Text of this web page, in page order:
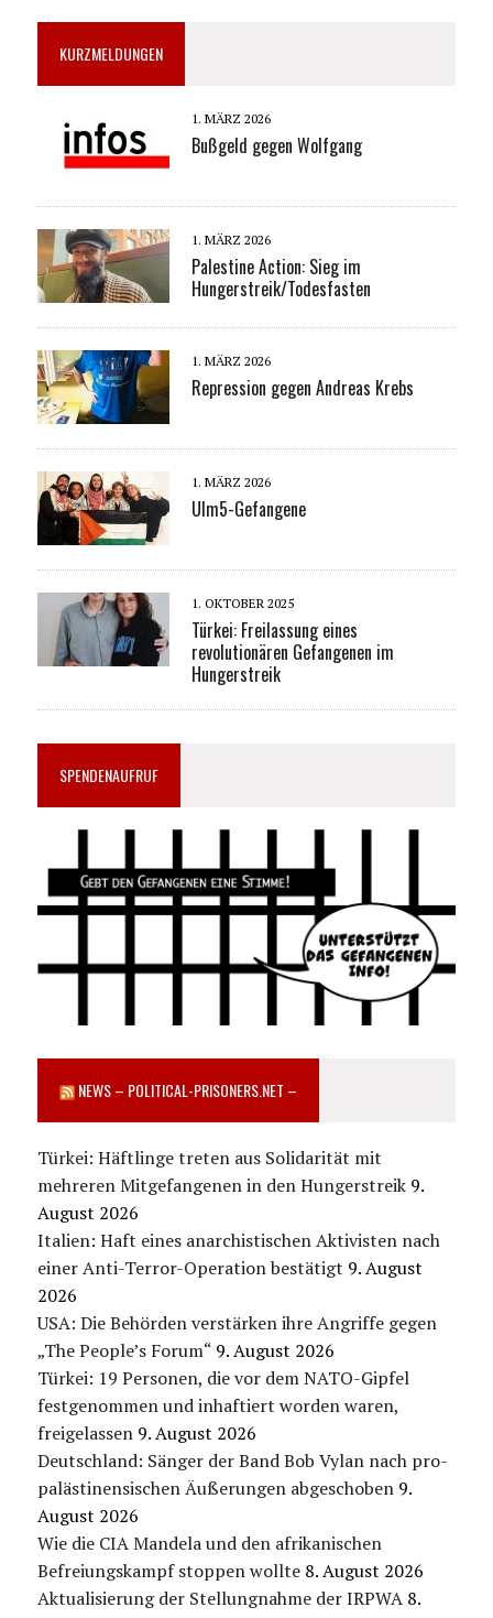
KURZMELDUNGEN
1. MÄRZ 2026
Bußgeld gegen Wolfgang
1. MÄRZ 2026
Palestine Action: Sieg im
Hungerstreik/Todesfasten
1. MÄRZ 2026
Repression gegen Andreas Krebs
1. MÄRZ 2026
Ulm5-Gefangene
1. OKTOBER 2025
Türkei: Freilassung eines
revolutionären Gefangenen im
Hungerstreik
SPENDENAUFRUF
NEWS – POLITICAL-PRISONERS.NET –
Türkei: Häftlinge treten aus Solidarität mit
mehreren Mitgefangenen in den Hungerstreik 9.
August 2026
Italien: Haft eines anarchistischen Aktivisten nach
einer Anti-Terror-Operation bestätigt 9. August
2026
USA: Die Behörden verstärken ihre Angriffe gegen
„The People’s Forum“ 9. August 2026
Türkei: 19 Personen, die vor dem NATO-Gipfel
festgenommen und inhaftiert worden waren,
freigelassen 9. August 2026
Deutschland: Sänger der Band Bob Vylan nach pro-
palästinensischen Äußerungen abgeschoben 9.
August 2026
Wie die CIA Mandela und den afrikanischen
Befreiungskampf stoppen wollte 8. August 2026
Aktualisierung der Stellungnahme der IRPWA 8.